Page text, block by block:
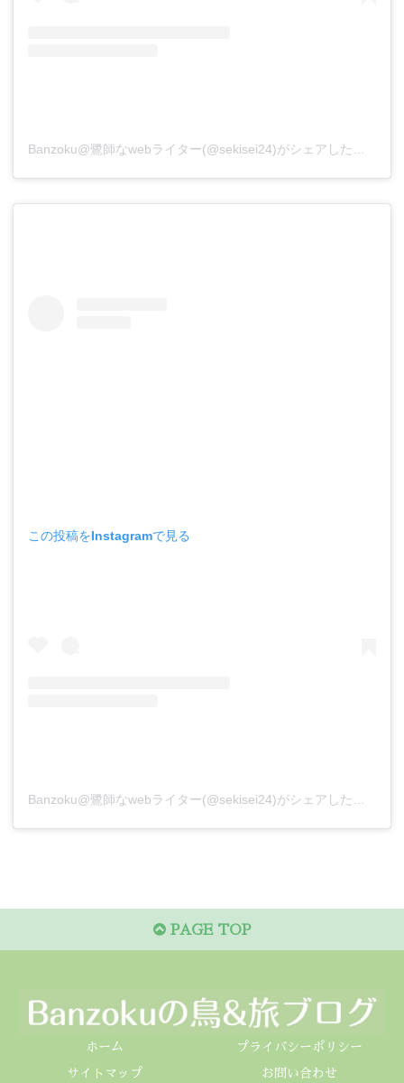
この投稿をInstagramで見る
PAGE TOP
ホーム プライバシーポリシー
サイトマップ お問い合わせ